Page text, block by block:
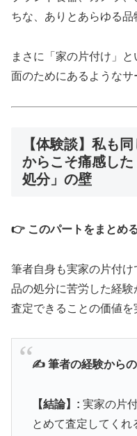
ちな、ありとあらゆる品
まさに「家の片付け」
面のためにあるようなサ
【体験談】私も
からこそ痛感し
処分」の壁
👉 このパートをまとめ
筆者自身も実家の片付
品の処分に苦労した経
査定できることの価値を
✍️ 筆者の経験から
【結論】: 実家の片
とめて査定してく